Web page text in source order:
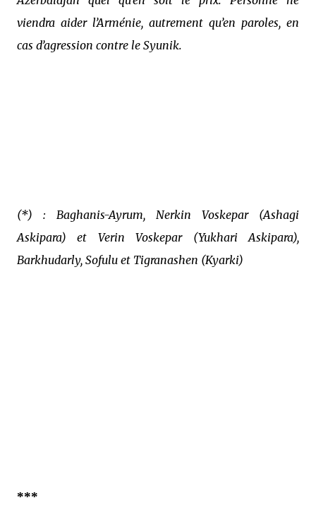
viendra aider l’Arménie, autrement qu’en paroles, en
cas d’agression contre le Syunik.
(*) : Baghanis-Ayrum, Nerkin Voskepar (Ashagi
Askipara) et Verin Voskepar (Yukhari Askipara),
Barkhudarly, Sofulu et Tigranashen (Kyarki)
***